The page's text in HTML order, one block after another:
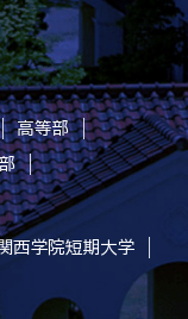
高等部
西学院短期大学